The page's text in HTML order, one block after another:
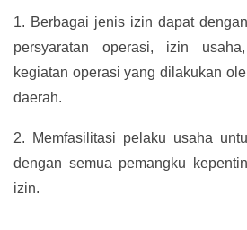
1. Berbagai jenis izin dapat
persyaratan operasi, izin
kegiatan operasi yang dilakukan
daerah.
2.
Memfasilitasi pelaku usaha
dengan semua pemangku
izin.